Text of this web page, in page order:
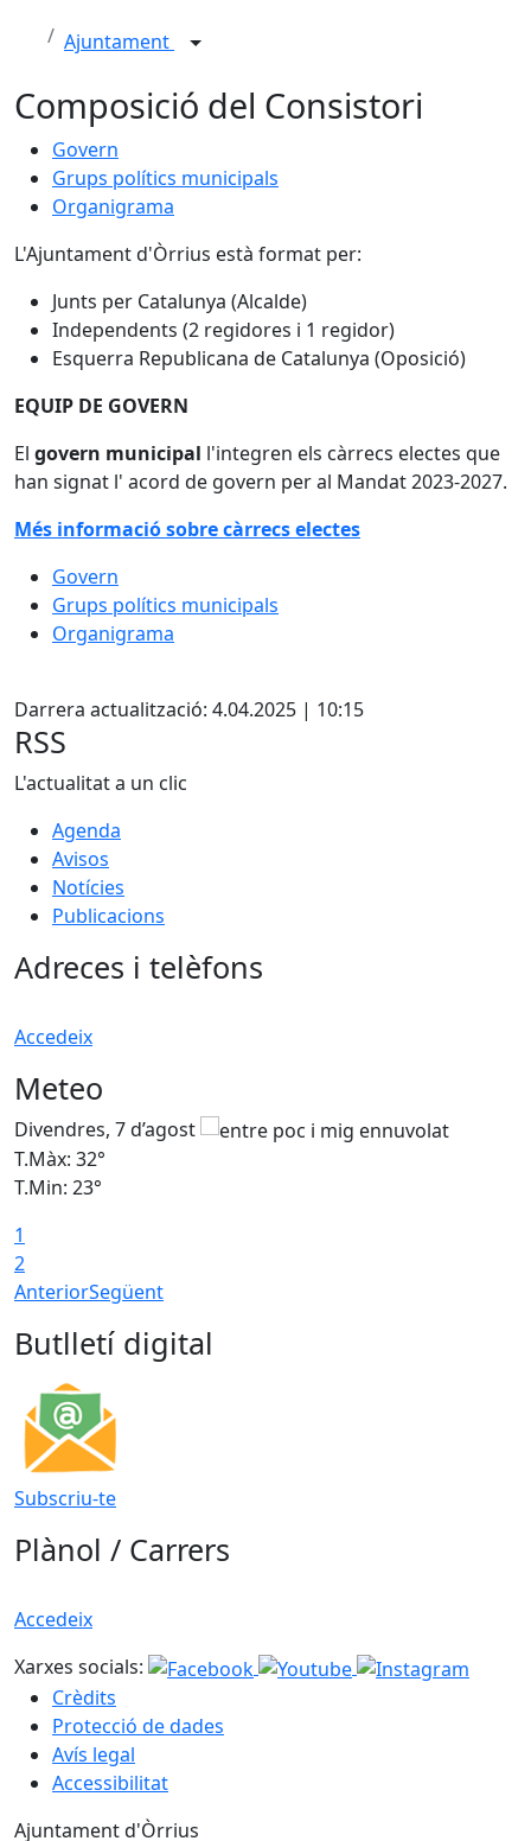
Ajuntament
Composició del Consistori
Govern
Grups polítics municipals
Organigrama
L'Ajuntament d'Òrrius està format per:
Junts per Catalunya (Alcalde)
Independents (2 regidores i 1 regidor)
Esquerra Republicana de Catalunya (Oposició)
EQUIP DE GOVERN
El govern municipal l'integren els càrrecs electes que
han signat l' acord de govern per al Mandat 2023-2027.
Més informació sobre càrrecs electes
Govern
Grups polítics municipals
Organigrama
Darrera actualització: 4.04.2025 | 10:15
RSS
L'actualitat a un clic
Agenda
Avisos
Notícies
Publicacions
Adreces i telèfons
Accedeix
Meteo
Divendres, 7 d’agost
T.Màx: 32°
T.Min: 23°
1
2
AnteriorSegüent
Butlletí digital
Subscriu-te
Plànol / Carrers
Accedeix
Xarxes socials:
Crèdits
Protecció de dades
Avís legal
Accessibilitat
Ajuntament d'Òrrius